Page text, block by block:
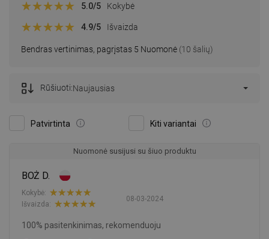
Bendras vertinimas, pagrįstas 5 Nuomonė (10 šalių)
5.0/5 Kokybė
4.9/5 Išvaizda
Patvirtinta Kiti variantai
Rūšiuoti:Naujausias
Nuomonė susijusi su šiuo produktu
BOŻ D.
08-03-2024
Kokybė:
Išvaizda:
100% pasitenkinimas, rekomenduoju